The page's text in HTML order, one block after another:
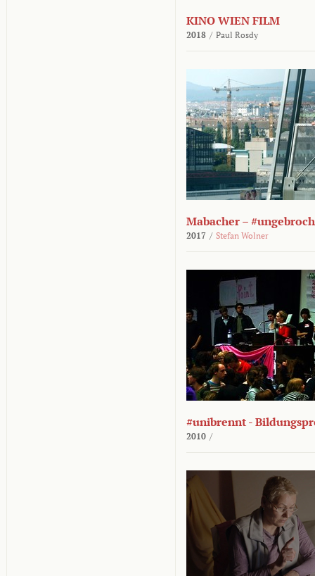
KINO WIEN FILM
2018 / Paul Rosdy
Mabacher –
2017 / Stefan Wolner
#unibrennt -
2010 /